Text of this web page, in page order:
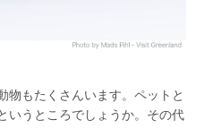
物もたくさんいます。ペットと
いうところでしょうか。その代